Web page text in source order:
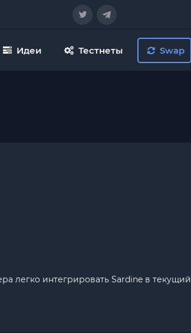
Идеи Тестнеты Swap
легко интегрировать Sardine в текущий